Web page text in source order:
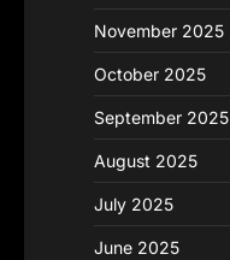
November 2025
October 2025
September 2025
August 2025
July 2025
June 2025